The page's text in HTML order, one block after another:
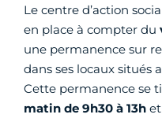
Le centre d’action
en place à compter du
une permanence sur
dans ses locaux situés
Cette permanence se
matin de 9h30 à 13h